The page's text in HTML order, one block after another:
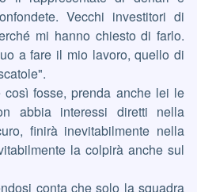
Vecchi investitori di
mi hanno chiesto di farlo.
a fare il mio lavoro, quello di
fosse, prenda anche lei le
abbia interessi diretti nella
finirà inevitabilmente nella
la colpirà anche sul
conta che solo la squadra